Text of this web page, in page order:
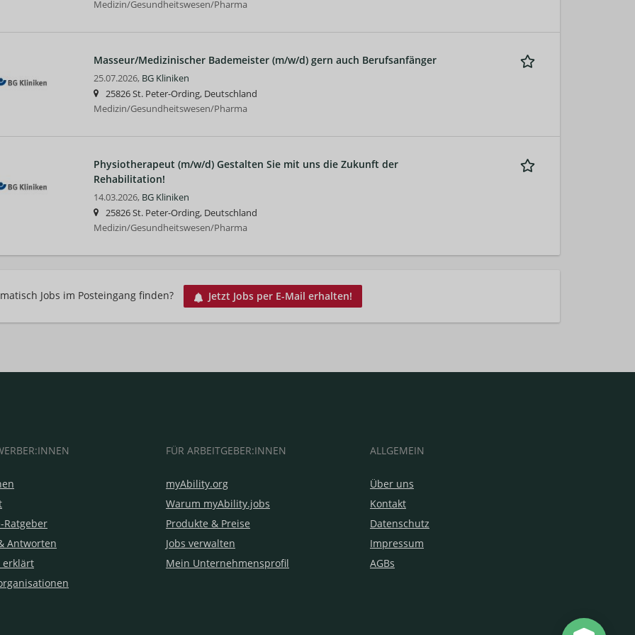
Medizin/Gesundheitswesen/Pharma
Masseur/Medizinischer Bademeister (m/w/d) gern auch Berufsanfänger
25.07.2026, BG Kliniken
25826 St. Peter-Ording, Deutschland
Medizin/Gesundheitswesen/Pharma
Physiotherapeut (m/w/d) Gestalten Sie mit uns die Zukunft der
Rehabilitation!
14.03.2026, BG Kliniken
25826 St. Peter-Ording, Deutschland
Medizin/Gesundheitswesen/Pharma
Jobs im Posteingang finden? Jetzt Jobs per E-Mail erhalten!
Ratgeber
Antworten
erklärt
FÜR ARBEITGEBER:INNEN
myAbility.org
Warum myAbility.jobs
Produkte & Preise
Jobs verwalten
Mein Unternehmensprofil
ALLGEMEIN
Über uns
Kontakt
Datenschutz
Impressum
AGBs